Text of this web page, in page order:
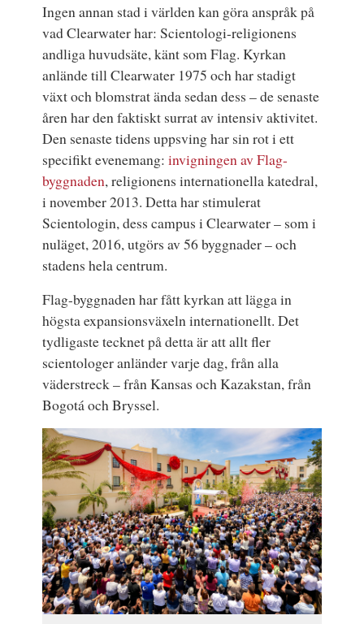
Ingen annan stad i världen kan göra anspråk på
vad Clearwater har: Scientologi-religionens
andliga huvudsäte, känt somFlag. Kyrkan
anlände till Clearwater 1975 och har stadigt
växt och blomstrat ända sedan dess – de senaste
åren har den faktiskt surrat av intensiv aktivitet.
Den senaste tidens uppsving har sin rot i ett
specifikt evenemang:invigningen av Flag-
byggnaden, religionens internationella katedral,
i november 2013. Detta har stimulerat
Scientologin, dess campus i Clearwater – som i
nuläget, 2016, utgörs av 56 byggnader – och
stadens hela centrum.
Flag-byggnaden har fått kyrkan att lägga in
högsta expansionsväxeln internationellt. Det
tydligaste tecknet på detta är att allt fler
scientologer anländer varje dag, från alla
väderstreck – från Kansas och Kazakstan, från
Bogotá och Bryssel.